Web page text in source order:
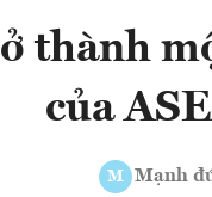
thành
của
M Mạnh